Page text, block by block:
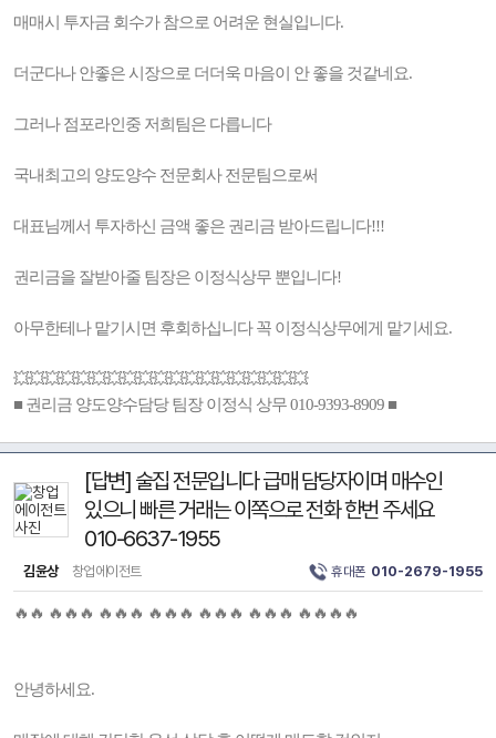
매매시 투자금 회수가 참으로 어려운 현실입니다.
더군다나 안좋은 시장으로 더더욱 마음이 안 좋을 것같네요.
그러나 점포라인중 저희팀은 다릅니다
국내최고의 양도양수 전문회사 전문팀으로써
대표님께서 투자하신 금액 좋은 권리금 받아드립니다!!!
권리금을 잘받아줄 팀장은 이정식상무 뿐입니다!
아무한테나 맡기시면 후회하십니다 꼭 이정식상무에게 맡기세요.
💥💥💥💥💥💥💥💥💥💥💥💥💥💥💥💥💥💥💥
■ 권리금 양도양수담당 팀장 이정식 상무 010-9393-8909 ■
[답변] 술집 전문입니다 급매 담당자이며 매수인
있으니 빠른 거래는 이쪽으로 전화 한번 주세요
010-6637-1955
김윤상 창업에이전트 휴대폰 010-2679-1955
🔥🔥 🔥🔥🔥 🔥🔥🔥 🔥🔥🔥 🔥🔥🔥 🔥🔥🔥 🔥🔥🔥🔥
안녕하세요.